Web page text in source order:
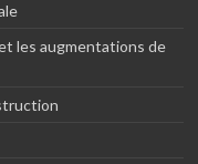
les augmentations de